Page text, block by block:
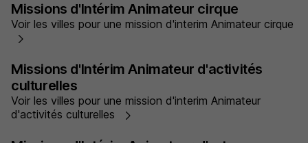
Missions d'Intérim Animateur cirque
Voir les villes pour une mission d'interim Animateur cirque
Missions d'Intérim Animateur d'activités
culturelles
Voir les villes pour une mission d'interim Animateur
d'activités culturelles